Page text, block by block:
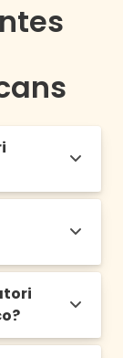
de
245, nº